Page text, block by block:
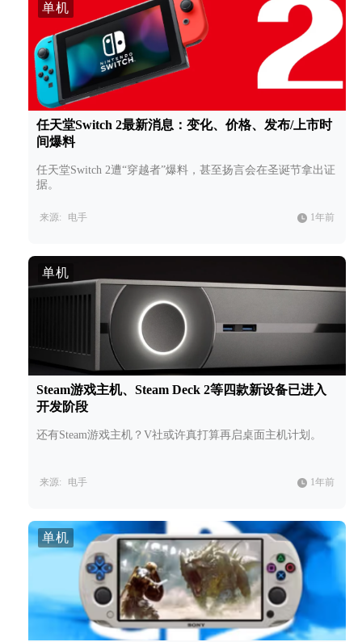
单机
任天堂Switch 2最新消息：变化、价格、发布/上市时
间爆料
任天堂Switch 2遭“穿越者”爆料，甚至扬言会在圣诞节拿出证
据。
来源: 电手 1年前
单机
Steam游戏主机、Steam Deck 2等四款新设备已进入
开发阶段
还有Steam游戏主机？V社或许真打算再启桌面主机计划。
来源: 电手 1年前
单机